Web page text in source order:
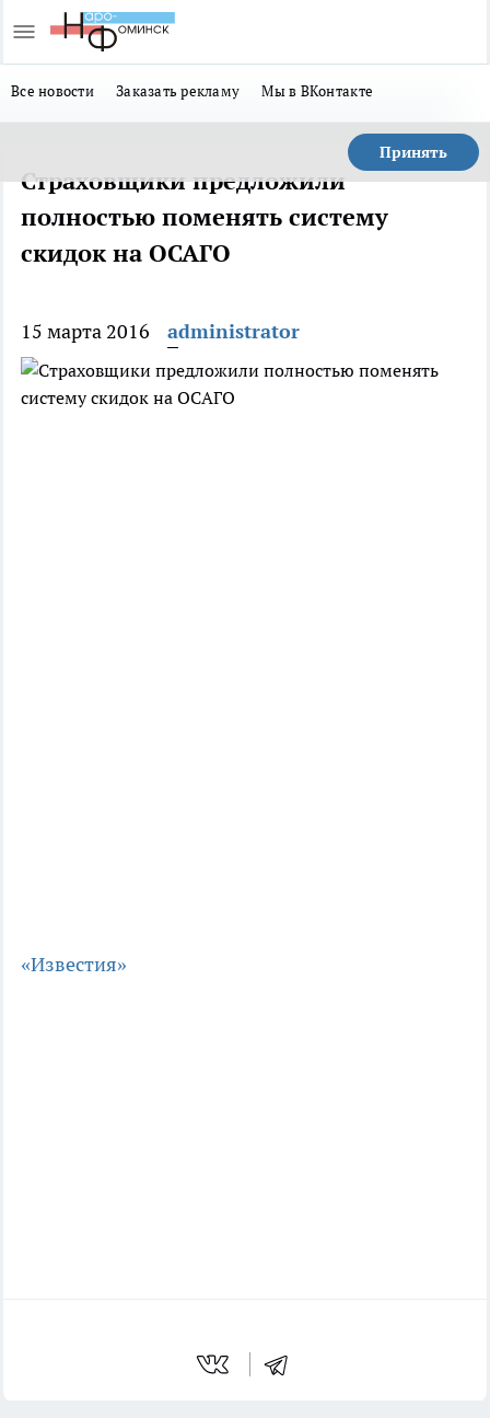
Все новости Заказать рекламу Мы в ВКонтакте
Принять
Страховщики предложили
полностью поменять систему
скидок на ОСАГО
15 марта 2016 administrator
«Известия»